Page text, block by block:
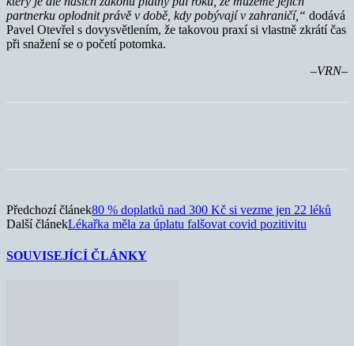
partnerku oplodnit právě v době, kdy pobývají v zahraničí,“ dodává
Pavel Otevřel s dovysvětlením, že takovou praxí si vlastně zkrátí čas
při snažení se o početí potomka.
–VRN–
Předchozí článek80 % doplatků nad 300 Kč si vezme jen 22 léků
Další článekLékařka měla za úplatu falšovat covid pozitivitu
SOUVISEJÍCÍ ČLÁNKY